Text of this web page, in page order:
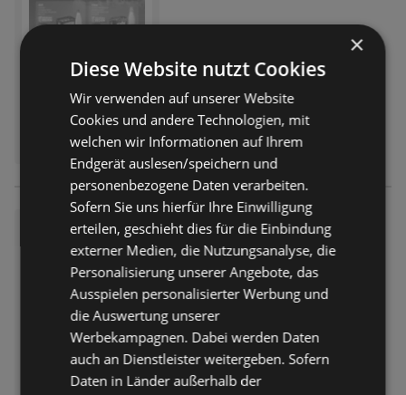
Getränkeangebote
Prospekt nicht mehr gültig
Abgelaufen am: 01.08.2026
×
Diese Website nutzt Cookies
Wir verwenden auf unserer Website
Cookies und andere Technologien, mit
welchen wir Informationen auf Ihrem
Endgerät auslesen/speichern und
personenbezogene Daten verarbeiten.
Sofern Sie uns hierfür Ihre Einwilligung
erteilen, geschieht dies für die Einbindung
externer Medien, die Nutzungsanalyse, die
Personalisierung unserer Angebote, das
Ausspielen personalisierter Werbung und
die Auswertung unserer
Werbekampagnen. Dabei werden Daten
auch an Dienstleister weitergeben. Sofern
Daten in Länder außerhalb der